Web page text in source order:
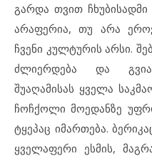
გარდა თვით ჩხუბისადმი
არაფერია, თუ არა
ჩვენი კულტურის არსი.
ძლიერდება და
შუაღამისას ყველა
ჩოჩქოლი მოედანზე
ტყეპაც იმართება.
ყველაფერი ესმის,